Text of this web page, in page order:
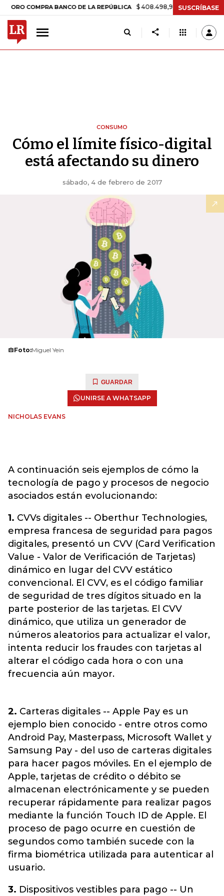
COMPRA BANCO DE LA REPÚBLICA $ 408.498,97 +$ 8.753,81 +2,19%
SUSCRÍBASE
CONSUMO
Cómo el límite físico-digital
está afectando su dinero
sábado, 4 de febrero de 2017
Foto:Miguel Yein
GUARDAR
UNIRSE A WHATSAPP
NICHOLAS EVANS
A continuación seis ejemplos de cómo la
tecnología de pago y procesos de negocio
asociados están evolucionando:
1. CVVs digitales -- Oberthur Technologies,
empresa francesa de seguridad para pagos
digitales, presentó un CVV (Card Verification
Value - Valor de Verificación de Tarjetas)
dinámico en lugar del CVV estático
convencional. El CVV, es el código familiar
de seguridad de tres dígitos situado en la
parte posterior de las tarjetas. El CVV
dinámico, que utiliza un generador de
números aleatorios para actualizar el valor,
intenta reducir los fraudes con tarjetas al
alterar el código cada hora o con una
frecuencia aún mayor.
2. Carteras digitales -- Apple Pay es un
ejemplo bien conocido - entre otros como
Android Pay, Masterpass, Microsoft Wallet y
Samsung Pay - del uso de carteras digitales
para hacer pagos móviles. En el ejemplo de
Apple, tarjetas de crédito o débito se
almacenan electrónicamente y se pueden
recuperar rápidamente para realizar pagos
mediante la función Touch ID de Apple. El
proceso de pago ocurre en cuestión de
segundos como también sucede con la
firma biométrica utilizada para autenticar al
usuario.
3. Dispositivos vestibles para pago -- Un